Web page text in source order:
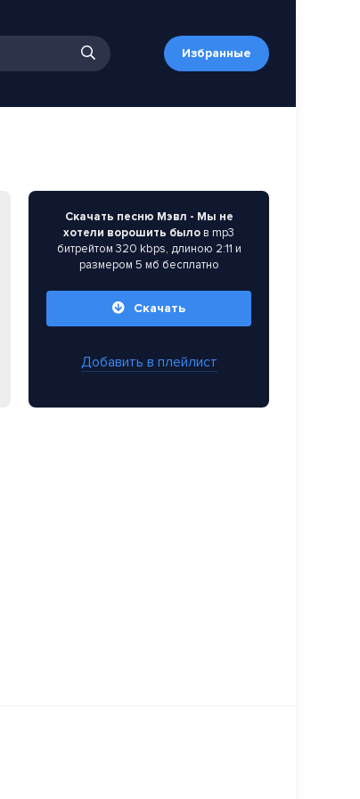
Избранные
Скачать песню Мэвл - Мы не
хотели ворошить было в mp3
битрейтом 320 kbps, длиною 2:11 и
размером 5 мб бесплатно
Скачать
Добавить в плейлист